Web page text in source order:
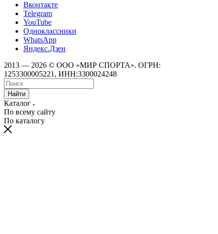
Вконтакте
Telegram
YouTube
Одноклассники
WhatsApp
Яндекс.Дзен
2013 — 2026 © ООО «МИР СПОРТА». ОГРН:
1253300005221, ИНН:3300024248
Найти
Каталог
По всему сайту
По каталогу